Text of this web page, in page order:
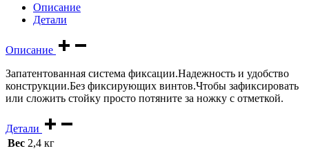
Описание
Детали
Описание
Запатентованная система фиксации.Надежность и удобство
конструкции.Без фиксирующих винтов.Чтобы зафиксировать
или сложить стойку просто потяните за ножку с отметкой.
Детали
Вес 2,4 кг